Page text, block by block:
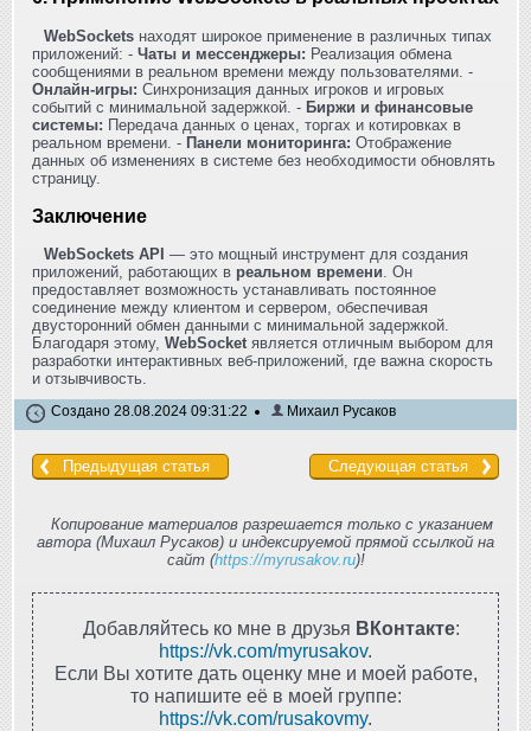
WebSockets находят широкое применение в различных типах
приложений: - Чаты и мессенджеры: Реализация обмена
сообщениями в реальном времени между пользователями. -
Онлайн-игры: Синхронизация данных игроков и игровых
событий с минимальной задержкой. - Биржи и финансовые
системы: Передача данных о ценах, торгах и котировках в
реальном времени. - Панели мониторинга: Отображение
данных об изменениях в системе без необходимости обновлять
страницу.
Заключение
WebSockets API — это мощный инструмент для создания
приложений, работающих в реальном времени. Он
предоставляет возможность устанавливать постоянное
соединение между клиентом и сервером, обеспечивая
двусторонний обмен данными с минимальной задержкой.
Благодаря этому, WebSocket является отличным выбором для
разработки интерактивных веб-приложений, где важна скорость
и отзывчивость.
Создано 28.08.2024 09:31:22 Михаил Русаков
Предыдущая статья Следующая статья
Копирование материалов разрешается только с указанием
автора (Михаил Русаков) и индексируемой прямой ссылкой на
сайт (https://myrusakov.ru)!
Добавляйтесь ко мне в друзья ВКонтакте:
https://vk.com/myrusakov.
Если Вы хотите дать оценку мне и моей работе,
то напишите её в моей группе:
https://vk.com/rusakovmy.